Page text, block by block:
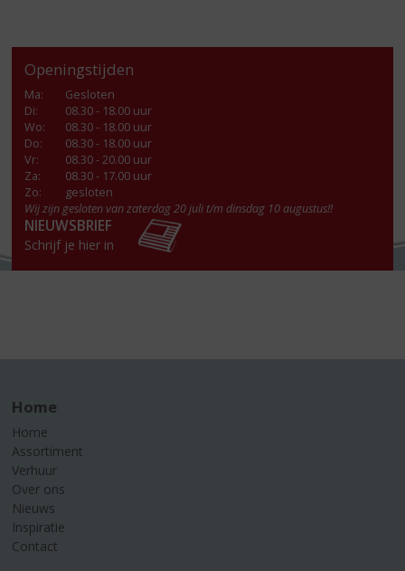
Openingstijden
Ma:
Gesloten
Di:
08.30 - 18.00 uur
Wo:
08.30 - 18.00 uur
Do:
08.30 - 18.00 uur
Vr:
08.30 - 20.00 uur
Za:
08.30 - 17.00 uur
Zo:
gesloten
Wij zijn gesloten van zaterdag 20 juli t/m dinsdag 10 augustus!!
NIEUWSBRIEF
Schrijf je hier in
Home
Home
Assortiment
Verhuur
Over ons
Nieuws
Inspiratie
Contact